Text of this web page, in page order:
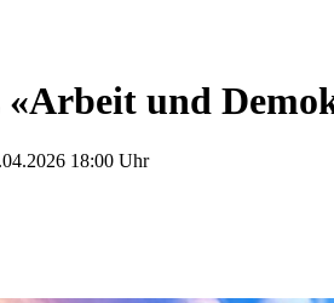
«Arbeit und
18:00 Uhr